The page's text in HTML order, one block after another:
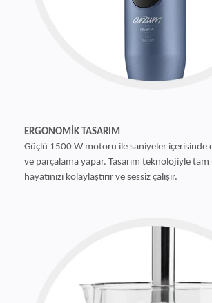
ERGONOMİK TASARIM
Güçlü 1500 W motoru ile saniyeler içerisinde
ve parçalama yapar. Tasarım teknolojiyle
hayatınızı kolaylaştırır ve sessiz çalışır.